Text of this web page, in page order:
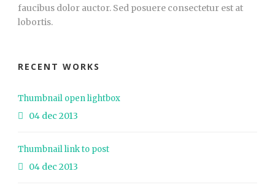
faucibus dolor auctor. Sed posuere consectetur est at
lobortis.
RECENT WORKS
Thumbnail open lightbox
04 dec 2013
Thumbnail link to post
04 dec 2013